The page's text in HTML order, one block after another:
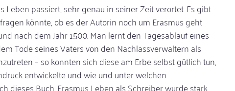
passiert, sehr genau in seiner Zeit verortet. Es gibt
könnte, ob es der Autorin noch um Erasmus geht
nach dem Jahr 1500. Man lernt den Tagesablauf eines
Tode seines Vaters von den Nachlassverwaltern als
– so konnten sich diese am Erbe selbst gütlich tun,
entwickelte und wie und unter welchen
dieses Buch. Erasmus Leben als Schreiber wurde stark